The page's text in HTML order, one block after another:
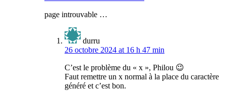
page introuvable …
durru
26 octobre 2024 at 16 h 47 min
C’est le problème du « x », Philou 😉
Faut remettre un x normal à la place du caractère
généré et c’est bon.